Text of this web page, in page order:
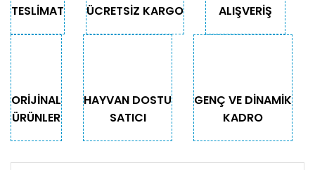
TESLİMAT
ÜCRETSİZ KARGO
ALIŞVERİŞ
ORİJİNAL
ÜRÜNLER
HAYVAN DOSTU
SATICI
GENÇ VE DİNAMİK
KADRO